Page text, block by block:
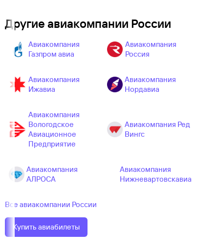
Другие авиакомпании России
Авиакомпания
Газпром авиа
Авиакомпания
Россия
Авиакомпания
Ижавиа
Авиакомпания
Нордавиа
Авиакомпания
Вологодское
Авиационное
Предприятие
Авиакомпания Ред
Вингс
Авиакомпания
АЛРОСА
Авиакомпания
Нижневартовскавиа
Все авиакомпании России
Купить авиабилеты